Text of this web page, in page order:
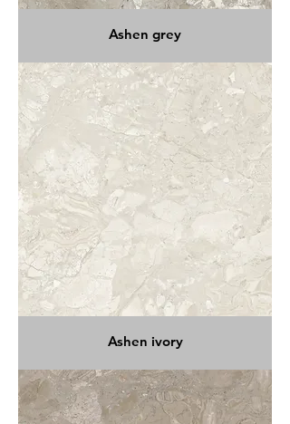
Ashen grey
Ashen ivory